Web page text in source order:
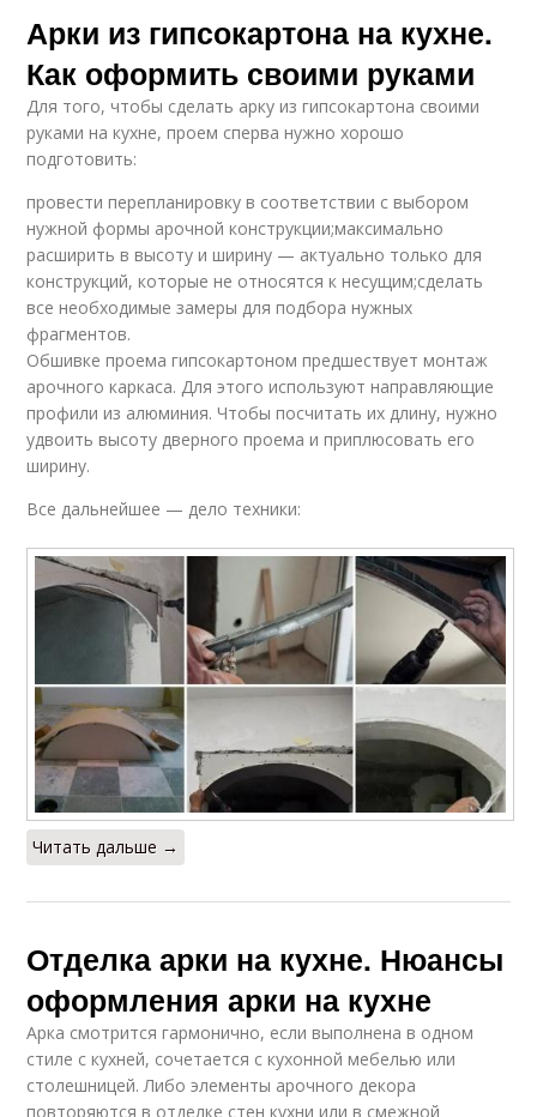
Арки из гипсокартона на кухне.
Как оформить своими руками
Для того, чтобы сделать арку из гипсокартона своими
руками на кухне, проем сперва нужно хорошо
подготовить:
провести перепланировку в соответствии с выбором
нужной формы арочной конструкции;максимально
расширить в высоту и ширину — актуально только для
конструкций, которые не относятся к несущим;сделать
все необходимые замеры для подбора нужных
фрагментов.
Обшивке проема гипсокартоном предшествует монтаж
арочного каркаса. Для этого используют направляющие
профили из алюминия. Чтобы посчитать их длину, нужно
удвоить высоту дверного проема и приплюсовать его
ширину.
Все дальнейшее — дело техники:
Читать дальше →
Отделка арки на кухне. Нюансы
оформления арки на кухне
Арка смотрится гармонично, если выполнена в одном
стиле с кухней, сочетается с кухонной мебелью или
столешницей. Либо элементы арочного декора
повторяются в отделке стен кухни или в смежной